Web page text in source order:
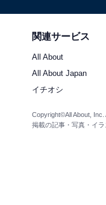
関連サービス
All About
All About Japan
イチオシ
Copyright©All About, Inc.
掲載の記事・写真・イ